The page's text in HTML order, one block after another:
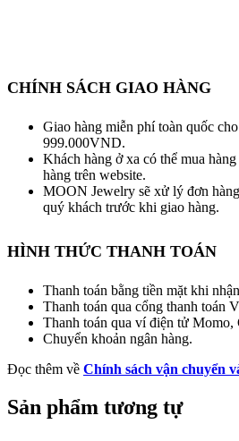
CHÍNH SÁCH GIAO HÀNG
Giao hàng miễn phí toàn quốc
999.000VND.
Khách hàng ở xa có thể mua
hàng trên website.
MOON Jewelry sẽ xử lý đơn
quý khách trước khi giao hàng.
HÌNH THỨC THANH TOÁN
Thanh toán bằng tiền mặt khi
Thanh toán qua cổng thanh toán
Thanh toán qua ví điện tử Momo,
Chuyển khoản ngân hàng.
Đọc thêm về Chính sách vận chuyển
Sản phẩm tương tự